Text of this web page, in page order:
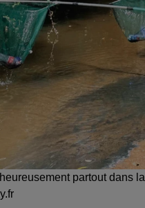
partout dans